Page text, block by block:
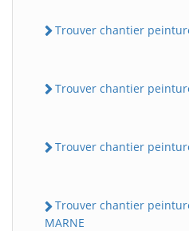
Trouver chantier peinture
Trouver chantier
Trouver chantier peinture
Trouver chantier peinture
MARNE